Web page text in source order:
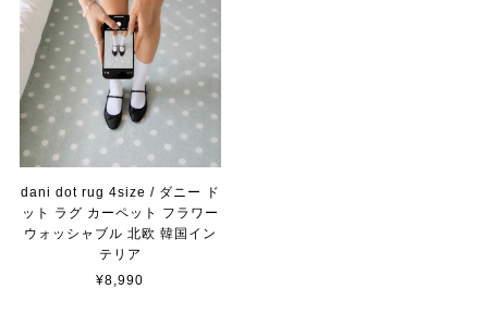
dani dot rug 4size / ダニー ド
ット ラグ カーペット フラワー
ウォッシャブル 北欧 韓国イン
テリア
¥8,990